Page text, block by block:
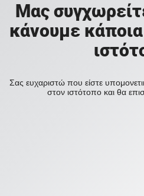
Μας
κάνουμε
Σας ευχαριστώ που είστε
στον ιστότοπο και θα